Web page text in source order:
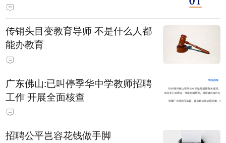
传销头目变教育导师 不是什么人都
能办教育
广东佛山:已叫停季华中学教师招聘
工作 开展全面核查
招聘公平岂容花钱做手脚